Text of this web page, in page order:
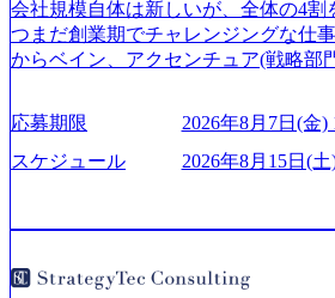
会社規模自体は新しいが、全体の4割
つまだ創業期でチャレンジングな仕
からベイン、アクセンチュア(戦略部
が続々ジョインするピュアな戦略を
事業会社機能へ携われる可能性
生、メディアなど リモート比率99%
業、通信業界に強みがあり、ヘルス
く予定 インセンティブ支給という他
始～ 2026年8月7日(金) 16:00 ※枠が限
応募期限
2026年8月7日(金)
スケジュール
2026年8月15日(